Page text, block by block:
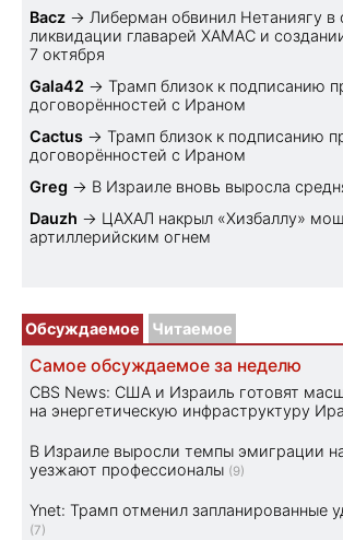
Bacz → Либерман обвинил Нетаниягу в
ликвидации главарей ХАМАС и
7 октября
Gala42 → Трамп близок к подписанию
договорённостей с Ираном
Cactus → Трамп близок к подписанию
договорённостей с Ираном
Greg → В Израиле вновь выросла
Dauzh → ЦАХАЛ накрыл «Хизбаллу»
артиллерийским огнем
Обсуждаемое Читаемое
Самое обсуждаемое за неделю
CBS News: США и Израиль готовят
на энергетическую инфраструктуру
В Израиле выросли темпы эмиграции
уезжают профессионалы (9)
Ynet: Трамп отменил запланированные
(7)